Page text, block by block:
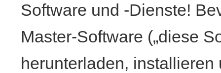
Software und -Dienste!
Master-Software („diese
herunterladen,